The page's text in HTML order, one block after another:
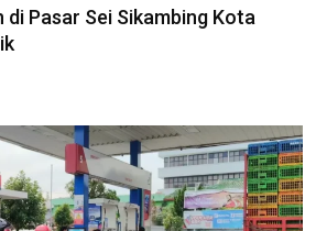
Pasar Sei Sikambing Kota